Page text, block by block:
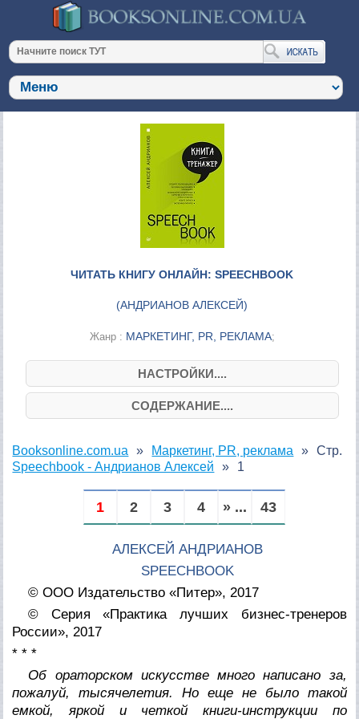
ЧИТАТЬ КНИГУ ОНЛАЙН: SPEECHBOOK
(АНДРИАНОВ АЛЕКСЕЙ)
Жанр : МАРКЕТИНГ, PR, РЕКЛАМА;
НАСТРОЙКИ....
СОДЕРЖАНИЕ....
Booksonline.com.ua
Маркетинг, PR, реклама
Speechbook - Андрианов Алексей
Стр.
1
1 2 3 4 » ... 43
АЛЕКСЕЙ АНДРИАНОВ
SPEECHBOOK
© ООО Издательство «Питер», 2017
© Серия «Практика лучших бизнес-тренеров
России», 2017
* * *
Об ораторском искусстве много написано за,
пожалуй, тысячелетия. Но еще не было такой
емкой, яркой и четкой книги-инструкции по